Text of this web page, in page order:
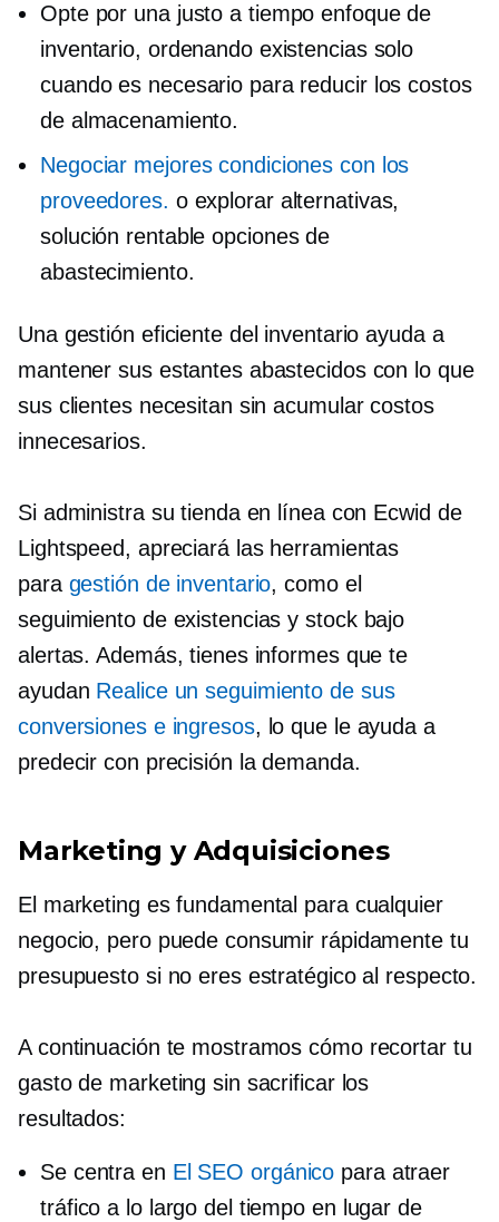
Opte por una justo a tiempo enfoque de
inventario, ordenando existencias solo
cuando es necesario para reducir los costos
de almacenamiento.
Negociar mejores condiciones con los
proveedores. o explorar alternativas,
solución rentableopciones de
abastecimiento.
Una gestión eficiente del inventario ayuda a
mantener sus estantes abastecidos con lo que
sus clientes necesitan sin acumular costos
innecesarios.
Si administra su tienda en línea con Ecwid de
Lightspeed, apreciará las herramientas
para gestión de inventario, como el
seguimiento de existencias ystock bajo
alertas. Además, tienes informes que te
ayudan Realice un seguimiento de sus
conversiones e ingresos, lo que le ayuda a
predecir con precisión la demanda.
Marketing y Adquisiciones
El marketing es fundamental para cualquier
negocio, pero puede consumir rápidamente tu
presupuesto si no eres estratégico al respecto.
A continuación te mostramos cómo recortar tu
gasto de marketing sin sacrificar los
resultados:
Se centra en El SEO orgánico para atraer
tráfico a lo largo del tiempo en lugar de